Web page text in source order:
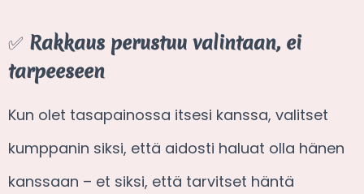
✅ Rakkaus perustuu valintaan, ei
tarpeeseen
Kun olet tasapainossa itsesi kanssa, valitset
kumppanin siksi, että aidosti haluat olla hänen
kanssaan – et siksi, että tarvitset häntä